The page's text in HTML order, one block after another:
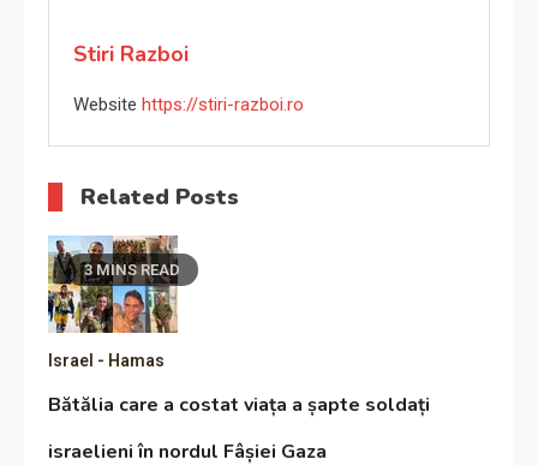
Stiri Razboi
Website https://stiri-razboi.ro
Related Posts
3 MINS READ
Israel - Hamas
Bătălia care a costat viața a șapte soldați
israelieni în nordul Fâșiei Gaza